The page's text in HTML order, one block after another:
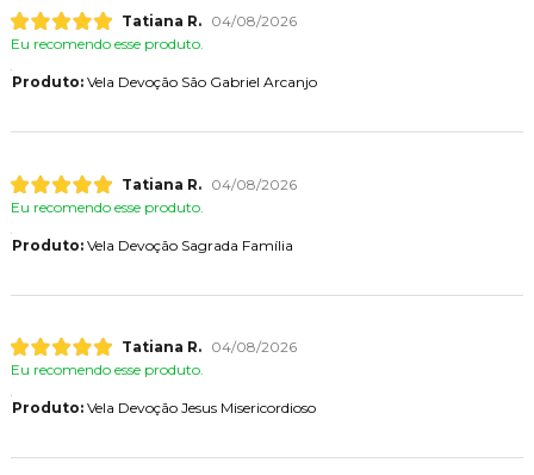
Tatiana R.
04/08/2026
Eu recomendo esse produto.
Produto:Vela Devoção São Gabriel Arcanjo
Tatiana R.
04/08/2026
Eu recomendo esse produto.
Produto:Vela Devoção Sagrada Família
Tatiana R.
04/08/2026
Eu recomendo esse produto.
Produto:Vela Devoção Jesus Misericordioso